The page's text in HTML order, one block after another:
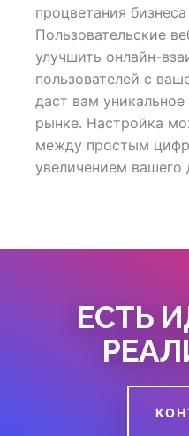
процветания
Пользовательские
улучшить онлайн-
пользователей с
даст вам
рынке. Настройка
между простым
увеличением вашего
ЕСТЬ